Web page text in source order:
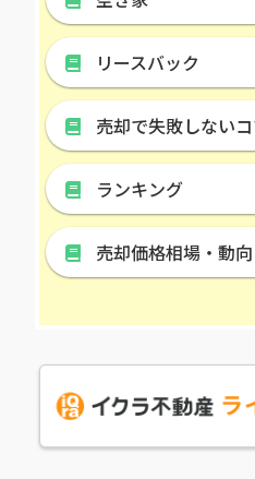
リースバック
売却で失敗しない
ランキング
売却価格相場・動向